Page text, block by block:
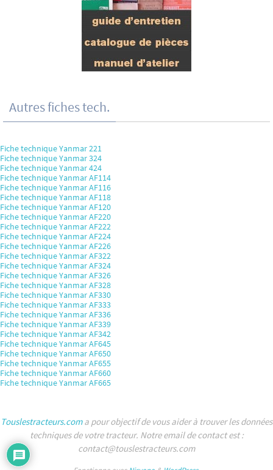
Autres fiches tech.
Fiche technique Yanmar 221
Fiche technique Yanmar 324
Fiche technique Yanmar 424
Fiche technique Yanmar AF114
Fiche technique Yanmar AF116
Fiche technique Yanmar AF118
Fiche technique Yanmar AF120
Fiche technique Yanmar AF220
Fiche technique Yanmar AF222
Fiche technique Yanmar AF224
Fiche technique Yanmar AF226
Fiche technique Yanmar AF322
Fiche technique Yanmar AF324
Fiche technique Yanmar AF326
Fiche technique Yanmar AF328
Fiche technique Yanmar AF330
Fiche technique Yanmar AF333
Fiche technique Yanmar AF336
Fiche technique Yanmar AF339
Fiche technique Yanmar AF342
Fiche technique Yanmar AF645
Fiche technique Yanmar AF650
Fiche technique Yanmar AF655
Fiche technique Yanmar AF660
Fiche technique Yanmar AF665
Touslestracteurs.coma pour objectif de vous aider à trouver les données
techniques de votre tracteur. Notre email de contact est :
contact@touslestracteurs.com